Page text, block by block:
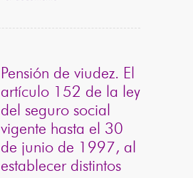
Pensión de viudez. El
artículo 152 de la ley
del seguro social
vigente hasta el 30
de junio de 1997, al
establecer distintos